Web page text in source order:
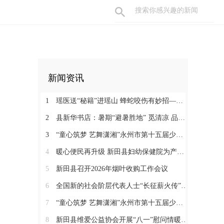
新闻资讯
1 瑶医送“秘籍”进瑶山 蜂蛇咬伤有妙招——新田县起头岭村这场养生讲座接地气又实用
2 县新华书店：暑期“避暑胜地” 觅清凉 品书香
3 “童心筑梦 艺舞潇湘”永州市第十五届少儿音乐舞蹈大赛决赛在新田圆满落幕
4 暖心便民再升级 新田县妇幼保健院为产检孕妇提供免费早餐
5 新田县召开2026年烟叶收购工作会议
6 全国新的社会阶层代表人士“长征薪火传”来新宣介
7 “童心筑梦 艺舞潇湘”永州市第十五届少儿音乐舞蹈大赛新田县选拔赛正式开赛
8 新田县维爱公益协会开展“八一”慰问情暖“火焰蓝”